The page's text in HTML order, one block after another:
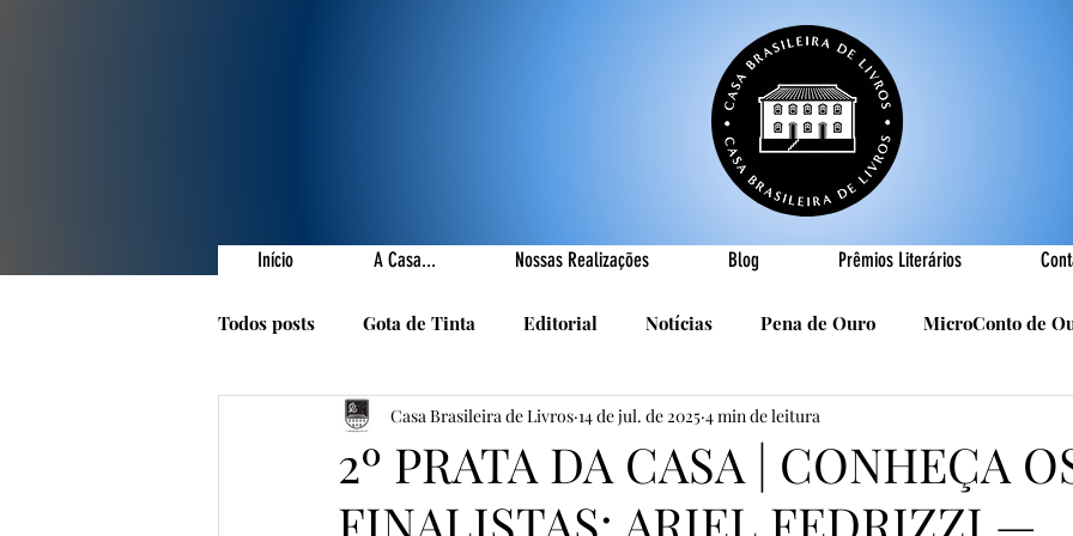
Início A Casa... Nossas Realizações Blog Prêmios Literários
Todos posts Gota de Tinta Editorial Notícias Pena de Ouro MicroConto de
Prêmios Literários Nossas Realizações Cândido Luís Vasques
1001 Poetas Autores da Casa R. Roldan-Roldan Carlos Nejar Sebastião
2º PRATA DA CASA | CONHEÇA
Casa Brasileira de Livros 14 de jul. de 2025 4 min de leitura